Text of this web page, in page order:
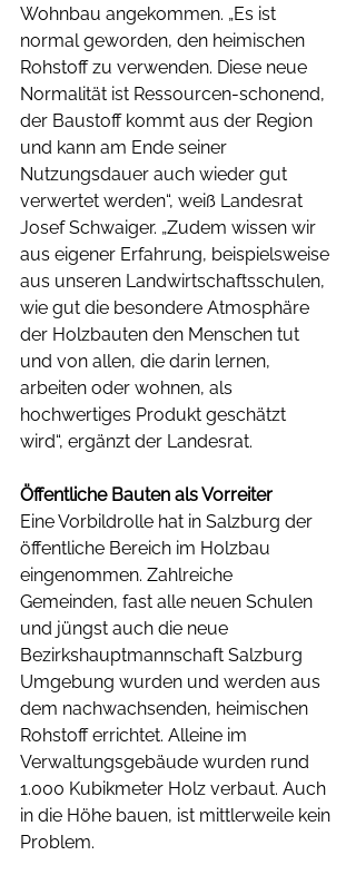
Wohnbau angekommen. „Es ist
normal geworden, den heimischen
Rohstoff zu verwenden. Diese neue
Normalität ist Ressourcen-schonend,
der Baustoff kommt aus der Region
und kann am Ende seiner
Nutzungsdauer auch wieder gut
verwertet werden“, weiß Landesrat
Josef Schwaiger. „Zudem wissen wir
aus eigener Erfahrung, beispielsweise
aus unseren Landwirtschaftsschulen,
wie gut die besondere Atmosphäre
der Holzbauten den Menschen tut
und von allen, die darin lernen,
arbeiten oder wohnen, als
hochwertiges Produkt geschätzt
wird“, ergänzt der Landesrat.
Öffentliche Bauten als Vorreiter
Eine Vorbildrolle hat in Salzburg der
öffentliche Bereich im Holzbau
eingenommen. Zahlreiche
Gemeinden, fast alle neuen Schulen
und jüngst auch die neue
Bezirkshauptmannschaft Salzburg
Umgebung wurden und werden aus
dem nachwachsenden, heimischen
Rohstoff errichtet. Alleine im
Verwaltungsgebäude wurden rund
1.000 Kubikmeter Holz verbaut. Auch
in die Höhe bauen, ist mittlerweile kein
Problem.